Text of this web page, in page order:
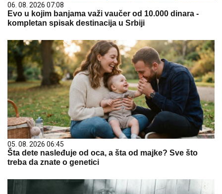
06. 08. 2026 07:08
Evo u kojim banjama važi vaučer od 10.000 dinara -
kompletan spisak destinacija u Srbiji
05. 08. 2026 06:45
Šta dete nasleđuje od oca, a šta od majke? Sve što
treba da znate o genetici